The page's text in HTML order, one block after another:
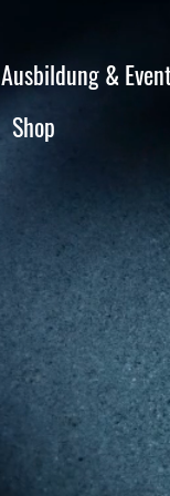
Ausbildung &
Shop